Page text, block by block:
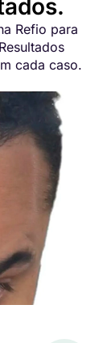
Refio para
cada caso.